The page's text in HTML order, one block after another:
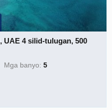
UAE 4 silid-tulugan, 500
Mga banyo:5